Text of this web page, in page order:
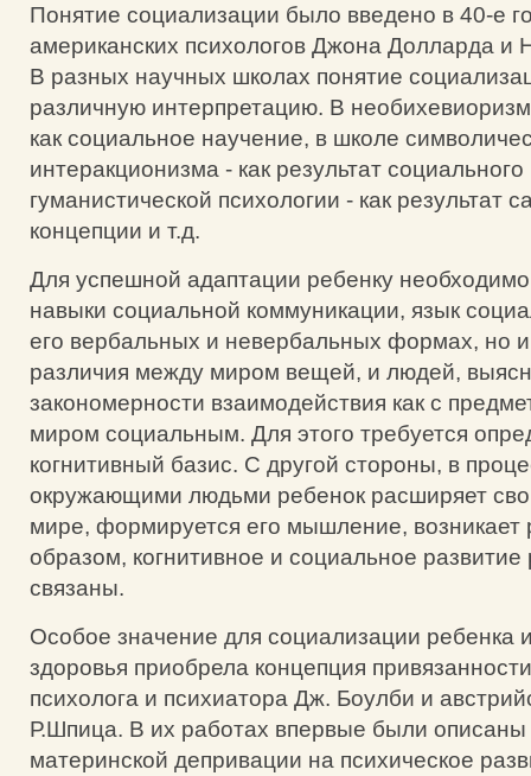
Понятие социализации было введено в 40-е
американских психологов Джона Долларда
В разных научных школах понятие
различную интерпретацию. В
как социальное научение, в школе
интеракционизма - как результат
гуманистической психологии - как результат
концепции и т.д.
Для успешной адаптации ребенку
навыки социальной коммуникации, язык
его вербальных и невербальных формах, но
различия между миром вещей, и людей,
закономерности взаимодействия как с
миром социальным. Для этого требуется
когнитивный базис. С другой стороны, в
окружающими людьми ребенок расширяет
мире, формируется его мышление, возникает
образом, когнитивное и социальное развитие
связаны.
Особое значение для социализации ребенка
здоровья приобрела концепция
психолога и психиатора Дж. Боулби и
Р.Шпица. В их работах впервые были описаны
материнской депривации на психическое